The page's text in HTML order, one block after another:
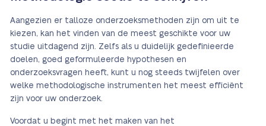
Aangezien er talloze onderzoeksmethoden zijn om uit te
kiezen, kan het vinden van de meest geschikte voor uw
studie uitdagend zijn. Zelfs als u duidelijk gedefinieerde
doelen, goed geformuleerde hypothesen en
onderzoeksvragen heeft, kunt u nog steeds twijfelen over
welke methodologische instrumenten het meest efficiënt
zijn voor uw onderzoek.
Voordat u begint met het maken van het